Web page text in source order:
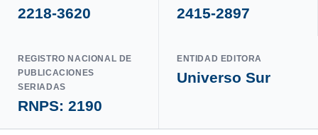
2218-3620 2415-2897
REGISTRO NACIONAL DE
PUBLICACIONES
SERIADAS
RNPS: 2190
ENTIDAD EDITORA
Universo Sur